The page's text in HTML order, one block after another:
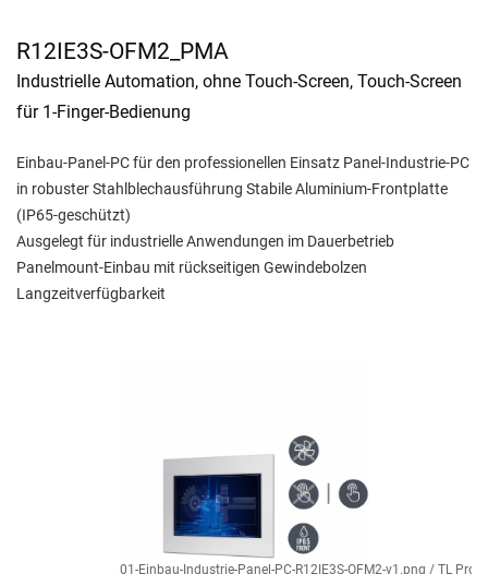
R12IE3S-OFM2_PMA
Industrielle Automation, ohne Touch-Screen, Touch-Screen
für 1-Finger-Bedienung
Einbau-Panel-PC für den professionellen Einsatz Panel-Industrie-PC
in robuster Stahlblechausführung Stabile Aluminium-Frontplatte
(IP65-geschützt)
Ausgelegt für industrielle Anwendungen im Dauerbetrieb
Panelmount-Einbau mit rückseitigen Gewindebolzen
Langzeitverfügbarkeit
01-Einbau-Industrie-Panel-PC-R12IE3S-OFM2-v1.png / TL